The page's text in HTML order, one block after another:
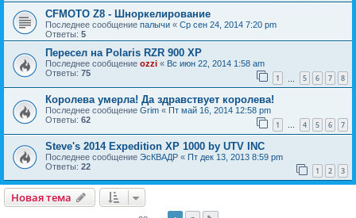
CFMOTO Z8 - Шноркелирование
Последнее сообщение палычи « Ср сен 24, 2014 7:20 pm
Ответы: 5
Пересел на Polaris RZR 900 XP
Последнее сообщение ozzi « Вс июн 22, 2014 1:58 am
Ответы: 75 1 5 6 7 8
Королева умерла! Да здравствует королева!
Последнее сообщение Grim « Пт май 16, 2014 12:58 pm
Ответы: 62 1 … 4 5 6 7
Steve's 2014 Expedition XP 1000 by UTV INC
Последнее сообщение ЭсКВАДР « Пт дек 13, 2013 8:59 pm
Ответы: 22 1 2 3
Новая тема